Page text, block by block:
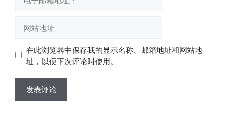
址
址
在此浏览器中保存我的显示名称、邮箱地址和网站地
址，以便下次评论时使用。